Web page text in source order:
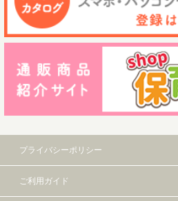
プライバシーポリシー
ご利用ガイド